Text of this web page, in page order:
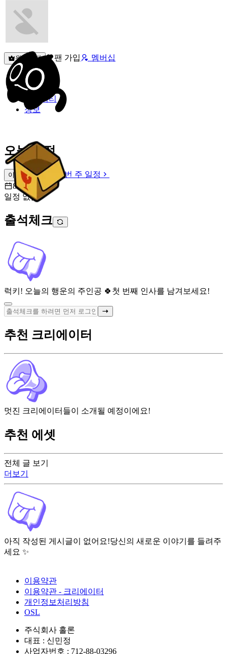
원픽선택 팬 가입 멤버십
밐타운
피드
커뮤니티
정보
오늘 일정
이번 주 일정
이번 주 일정
8월 9일 [일]
일정 없음
출석체크
럭키! 오늘의 행운의 주인공 🍀 첫 번째 인사를 남겨보세요!
전체 글 보기
더보기
아직 작성된 게시글이 없어요!당신의 새로운 이야기를 들려주
세요 ✨
추천 크리에이터
멋진 크리에이터들이 소개될 예정이에요!
추천 에셋
이용약관
이용약관 - 크리에이터
개인정보처리방침
OSL
주식회사 홀론
대표 : 신민정
사업자번호 : 712-88-03296